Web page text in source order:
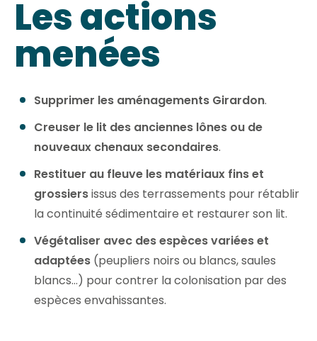
Les actions
menées
Supprimer les aménagements Girardon.
Creuser le lit des anciennes lônes ou de
nouveaux chenaux secondaires.
Restituer au fleuve les matériaux fins et
grossiersissus des terrassements pour rétablir
la continuité sédimentaire et restaurer son lit.
Végétaliser avec des espèces variées et
adaptées (peupliers noirs ou blancs, saules
blancs…) pour contrer la colonisation par des
espèces envahissantes.